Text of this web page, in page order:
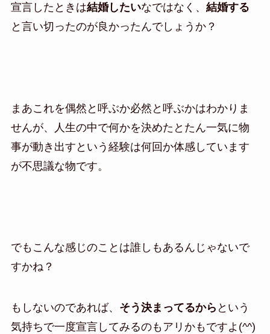
宣言したときは結婚したいなではなく、 結婚する
と言い切ったのが良かったんでしょうか？
まあこれを偶然と呼ぶか必然と呼ぶかはわかりま
せんが、人生の中で何かを決めたとたん一気に物
事が動き出すという経験は何回か体感しています
が不思議な物です。
でもこんな感じのことは誰しもあるんじゃないで
すかね？
もしないのであれば、 そう決まってるから という
気持ちで一度宣言してみるのもアリかもですよ(^^)